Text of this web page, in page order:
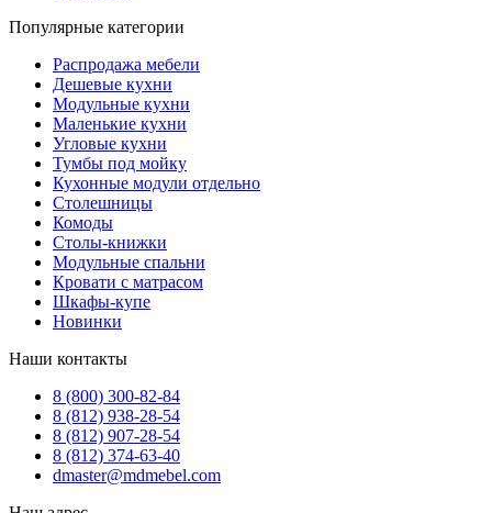
Популярные категории
Распродажа мебели
Дешевые кухни
Модульные кухни
Маленькие кухни
Угловые кухни
Тумбы под мойку
Кухонные модули отдельно
Столешницы
Комоды
Столы-книжки
Модульные спальни
Кровати с матрасом
Шкафы-купе
Новинки
Наши контакты
8 (800) 300-82-84
8 (812) 938-28-54
8 (812) 907-28-54
8 (812) 374-63-40
dmaster@mdmebel.com